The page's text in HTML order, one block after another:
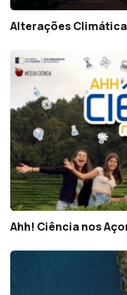
Alterações
Ahh! Ciência nos